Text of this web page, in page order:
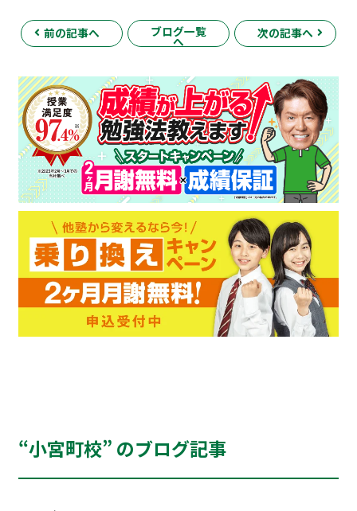
前の記事へ ブログ一覧
へ
次の記事へ
“小宮町校” のブログ記事